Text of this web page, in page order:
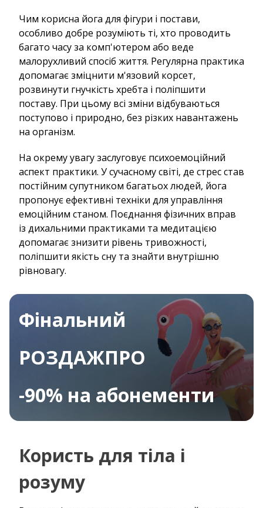
Чим корисна йога для фігури і постави,
особливо добре розуміють ті, хто проводить
багато часу за комп'ютером або веде
малорухливий спосіб життя. Регулярна практика
допомагає зміцнити м'язовий корсет,
розвинути гнучкість хребта і поліпшити
поставу. При цьому всі зміни відбуваються
поступово і природно, без різких навантажень
на організм.
На окрему увагу заслуговує психоемоційний
аспект практики. У сучасному світі, де стрес став
постійним супутником багатьох людей, йога
пропонує ефективні техніки для управління
емоційним станом. Поєднання фізичних вправ
із дихальними практиками та медитацією
допомагає знизити рівень тривожності,
поліпшити якість сну та знайти внутрішню
рівновагу.
Фінальний
РОЗДАЖПРО
-90% на абонементи
Користь для тіла і
розуму